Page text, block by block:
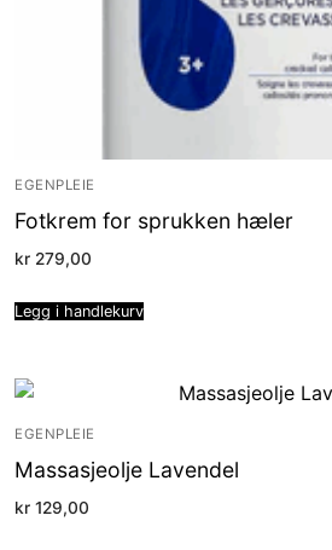
EGENPLEIE
Fotkrem for sprukken hæler
kr 279,00
Legg i handlekurv
EGENPLEIE
Massasjeolje Lavendel
kr 129,00